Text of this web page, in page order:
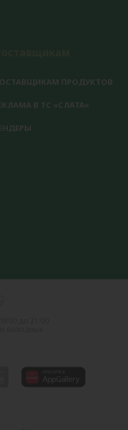
ПРОДУКТОВ
В ТС «СЛАТА»